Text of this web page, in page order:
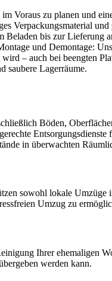
Voraus zu planen und
Verpackungsmaterial
Beladen bis zur Lieferung
und Demontage:
– auch bei beengten
saubere Lagerräume.
Böden,
Entsorgungsdienste
in überwachten
sowohl lokale Umzüge
Umzug zu
Ihrer ehemaligen
werden kann.